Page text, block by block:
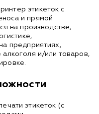
этикеток с
и прямой
на производстве,
предприятиях,
и/или товаров,
этикеток (с